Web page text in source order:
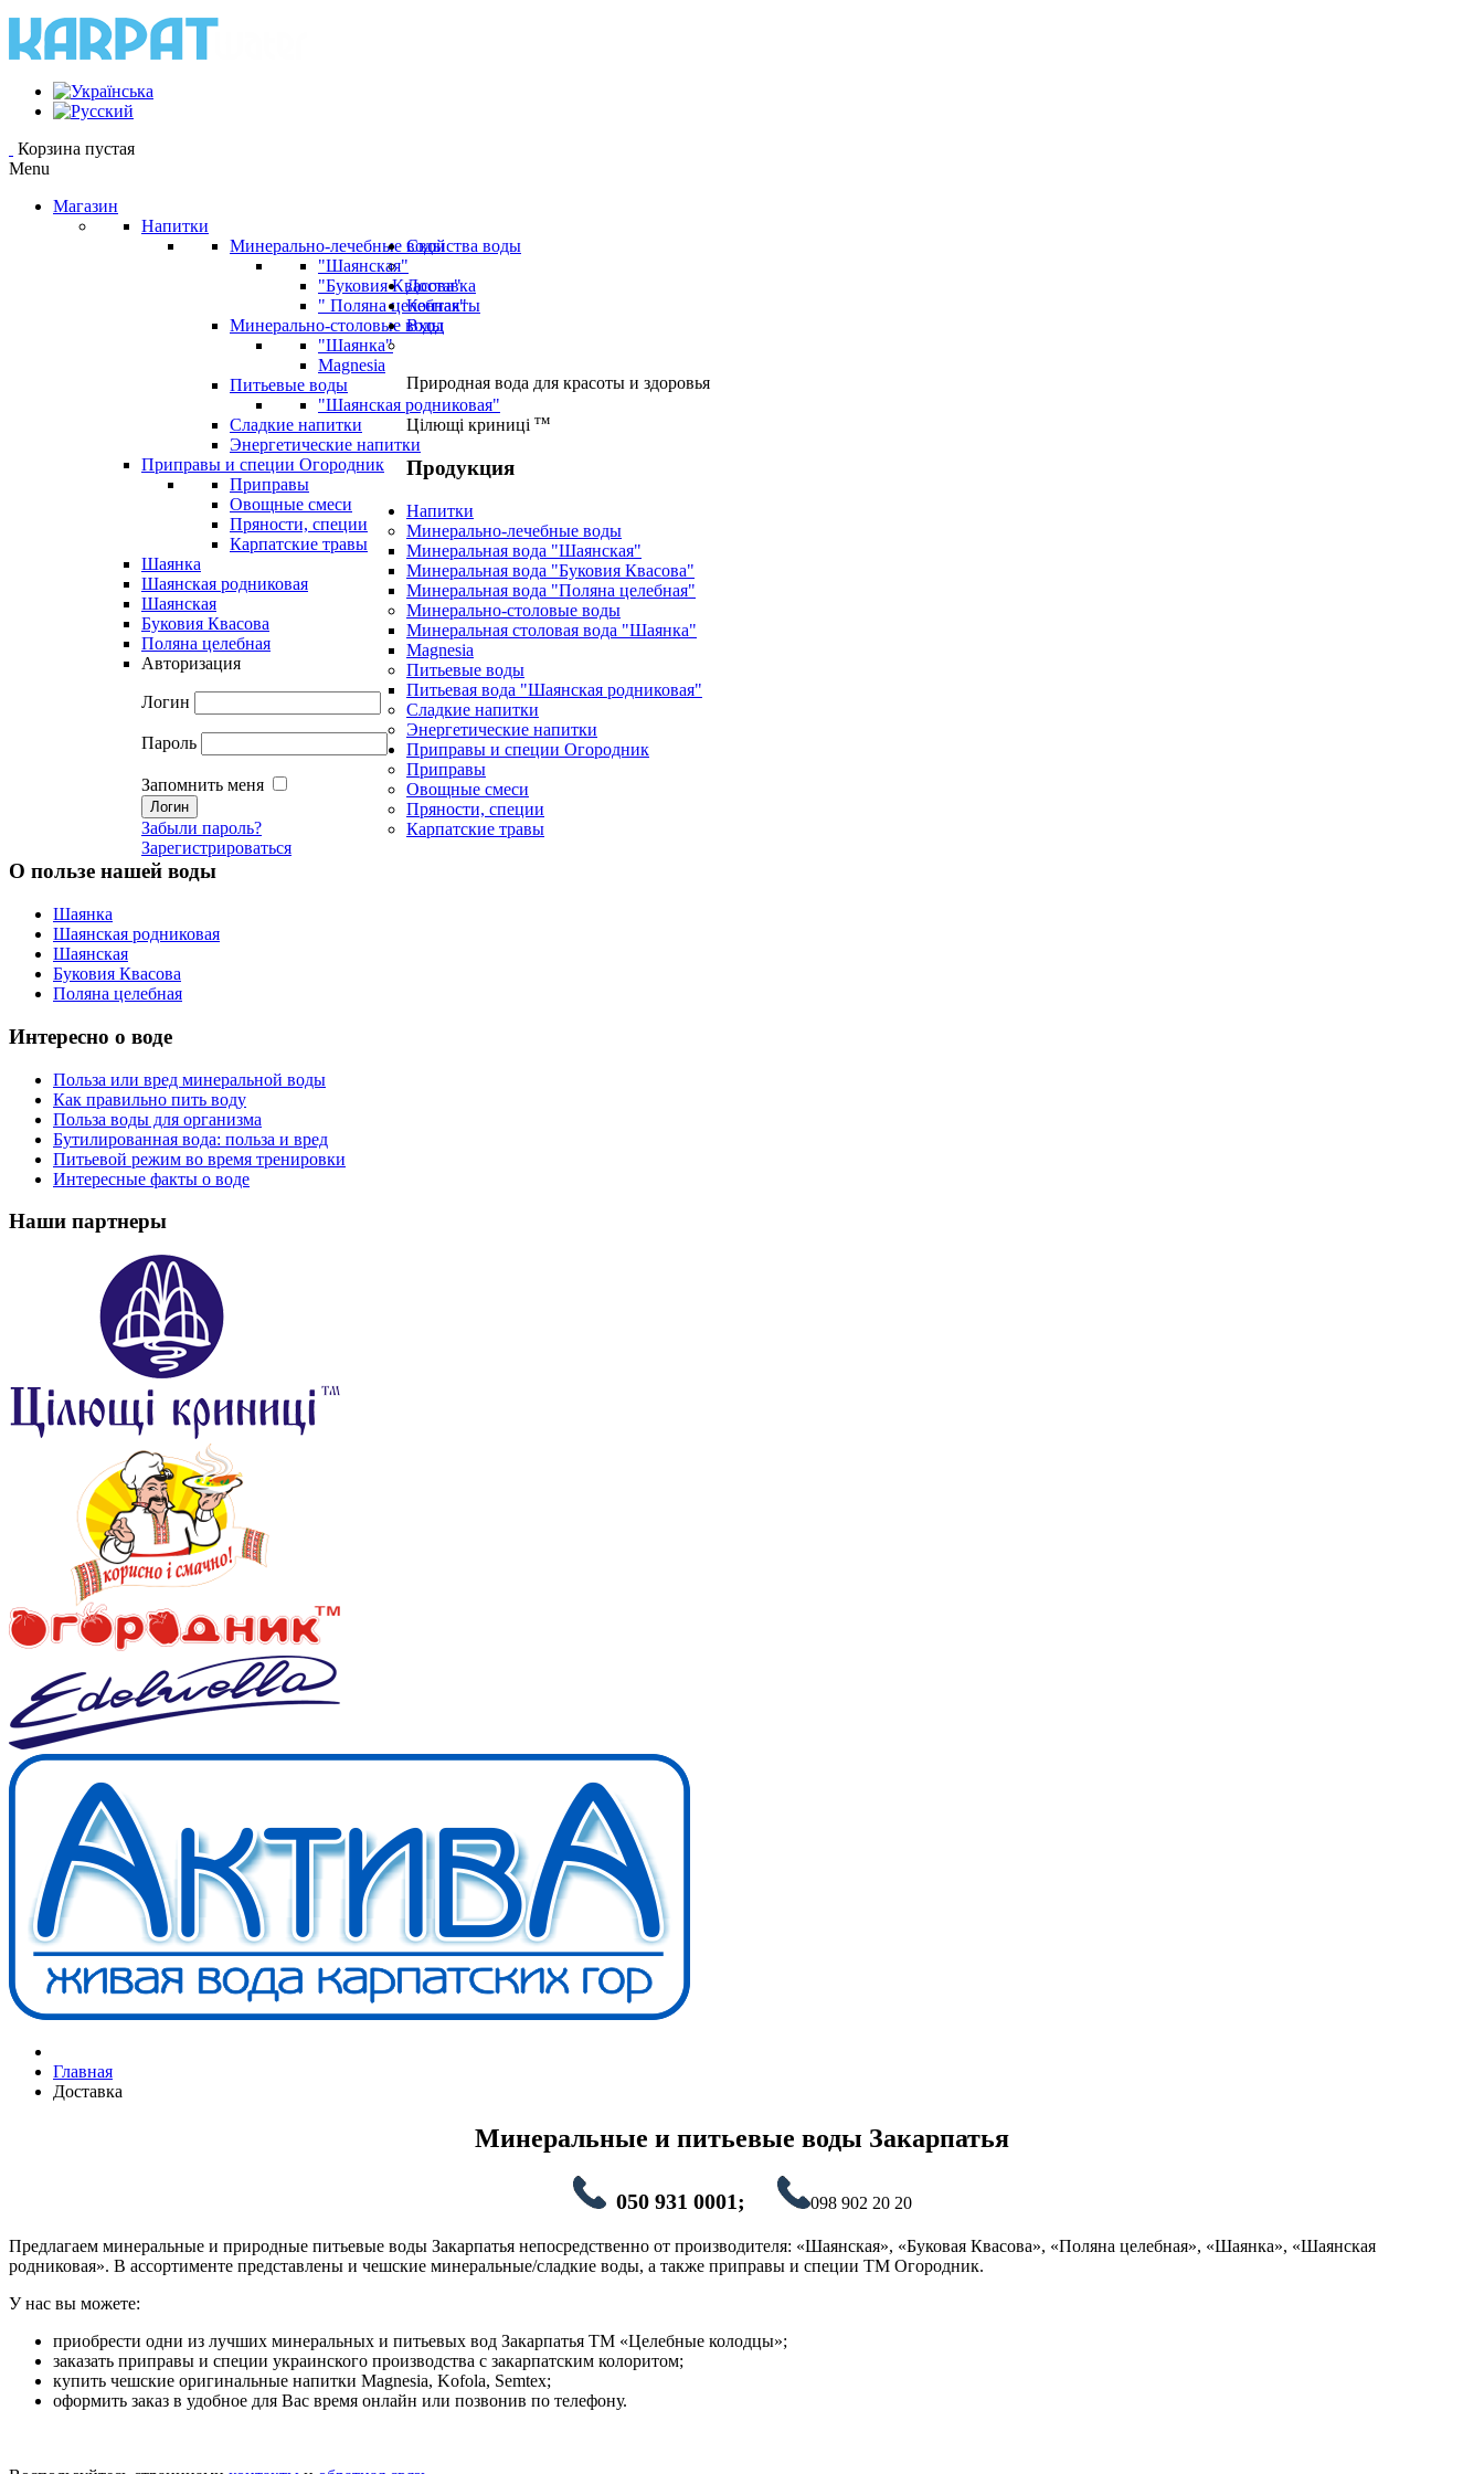
Корзина пустая
Menu
Магазин
Напитки
Минерально-лечебные воды
"Шаянская"
"Буковия Квасова"
" Поляна целебная"
Минерально-столовые воды
"Шаянка"
Magnesia
Питьевые воды
"Шаянская родниковая"
Сладкие напитки
Энергетические напитки
Приправы и специи Огородник
Приправы
Овощные смеси
Пряности, специи
Карпатские травы
Свойства воды
Шаянка
Шаянская родниковая
Шаянская
Буковия Квасова
Поляна целебная
Доставка
Контакты
Вход
Авторизация
Логин
Пароль
Запомнить меня
Забыли пароль?
Зарегистрироваться
Природная вода для красоты и здоровья
Цілющі криниці тм
Продукция
Напитки
Минерально-лечебные воды
Минеральная вода "Шаянская"
Минеральная вода "Буковия Квасова"
Минеральная вода "Поляна целебная"
Минерально-столовые воды
Минеральная столовая вода "Шаянка"
Magnesia
Питьевые воды
Питьевая вода "Шаянская родниковая"
Сладкие напитки
Энергетические напитки
Приправы и специи Огородник
Приправы
Овощные смеси
Пряности, специи
Карпатские травы
О пользе нашей воды
Шаянка
Шаянская родниковая
Шаянская
Буковия Квасова
Поляна целебная
Интересно о воде
Польза или вред минеральной воды
Как правильно пить воду
Польза воды для организма
Бутилированная вода: польза и вред
Питьевой режим во время тренировки
Интересные факты о воде
Наши партнеры
Главная
Доставка
Минеральные и питьевые воды Закарпатья
050 931 0001; 098 902 20 20
Предлагаем минеральные и природные питьевые воды Закарпатья непосредственно от производителя: «Шаянская», «Буковая Квасова», «Поляна целебная», «Шаянка», «Шаянская
родниковая». В ассортименте представлены и чешские минеральные/сладкие воды, а также приправы и специи ТМ Огородник.
У нас вы можете:
приобрести одни из лучших минеральных и питьевых вод Закарпатья ТМ «Целебные колодцы»;
заказать приправы и специи украинского производства с закарпатским колоритом;
купить чешские оригинальные напитки Magnesia, Kofola, Semtex;
оформить заказ в удобное для Вас время онлайн или позвонив по телефону.